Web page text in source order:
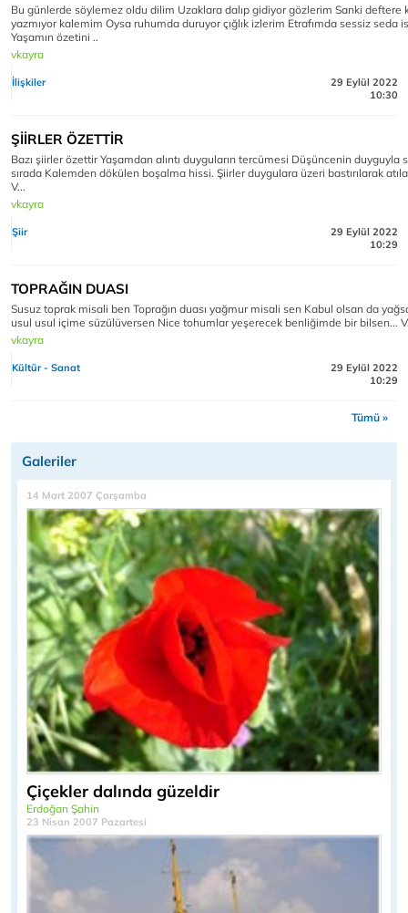
Bu günlerde söylemez oldu dilim Uzaklara dalıp gidiyor gözlerim Sanki deftere
yazmıyor kalemim Oysa ruhumda duruyor çığlık izlerim Etrafımda sessiz seda
Yaşamın özetini ..
vkayra
İlişkiler
29 Eylül 2022
10:30
ŞİİRLER ÖZETTİR
Bazı şiirler özettir Yaşamdan alıntı duyguların tercümesi Düşüncenin duyguyla
sırada Kalemden dökülen boşalma hissi. Şiirler duygulara üzeri bastırılarak
V...
vkayra
Şiir
29 Eylül 2022
10:29
TOPRAĞIN DUASI
Susuz toprak misali ben Toprağın duası yağmur misali sen Kabul olsan da
usul usul içime süzülüversen Nice tohumlar yeşerecek benliğimde bir bilsen...
vkayra
Kültür - Sanat
29 Eylül 2022
10:29
Tümü »
Galeriler
14 Mart 2007 Çarşamba
Çiçekler dalında güzeldir
Erdoğan Şahin
23 Nisan 2007 Pazartesi